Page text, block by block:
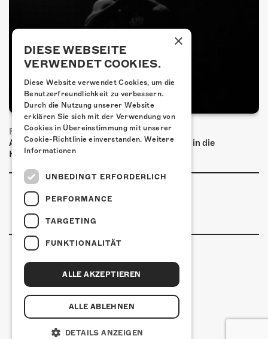
FRISCH BESTÄTIGT: PRONTO
Am Samstag, 20. März 2027 kommt Pronto in die
Kulturfabrik Kofmehl!
Kulturfabrik Kofmehl
Kofmehlweg 1
+41 32 621 20 60
×
DIESE WEBSEITE
VERWENDET COOKIES.
Diese Website verwendet Cookies, um die
Benutzerfreundlichkeit zu verbessern.
Durch die Nutzung unserer Website
erklären Sie sich mit der Verwendung von
Cookies in Übereinstimmung mit unserer
Cookie-Richtlinie einverstanden. Weitere
Informationen
UNBEDINGT ERFORDERLICH
PERFORMANCE
TARGETING
FUNKTIONALITÄT
ALLE AKZEPTIEREN
ALLE ABLEHNEN
DETAILS ANZEIGEN